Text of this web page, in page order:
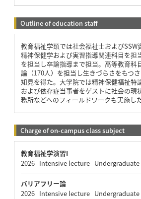
Outline of education staff
教育福祉学類では社会福祉士およびSSW
精神保健学および実習指導関連科目を担
を担当し卒論指導まで担当。高等教育科
論（170人）を担当し生きづらさをもつ
知見を得た。大学院では精神保健福祉特
および依存症当事者をゲストに社会の現
務所などへのフィールドワークも実施した
Charge of on-campus class subject
教育福祉学演習I
2026 Intensive lecture Undergraduate
バリアフリー論
2026 Intensive lecture Undergraduate